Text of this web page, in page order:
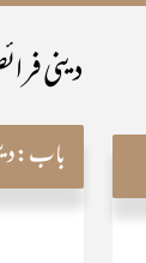
دینی
باب: